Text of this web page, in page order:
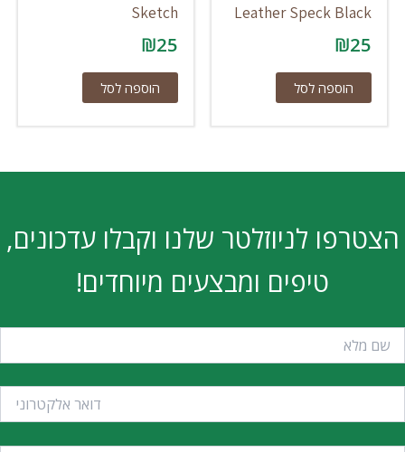
Leather Speck Black
₪25
הוספה לסל
Sketch
₪25
הוספה לסל
הצטרפו לניוזלטר שלנו וקבלו עדכונים,
טיפים ומבצעים מיוחדים!